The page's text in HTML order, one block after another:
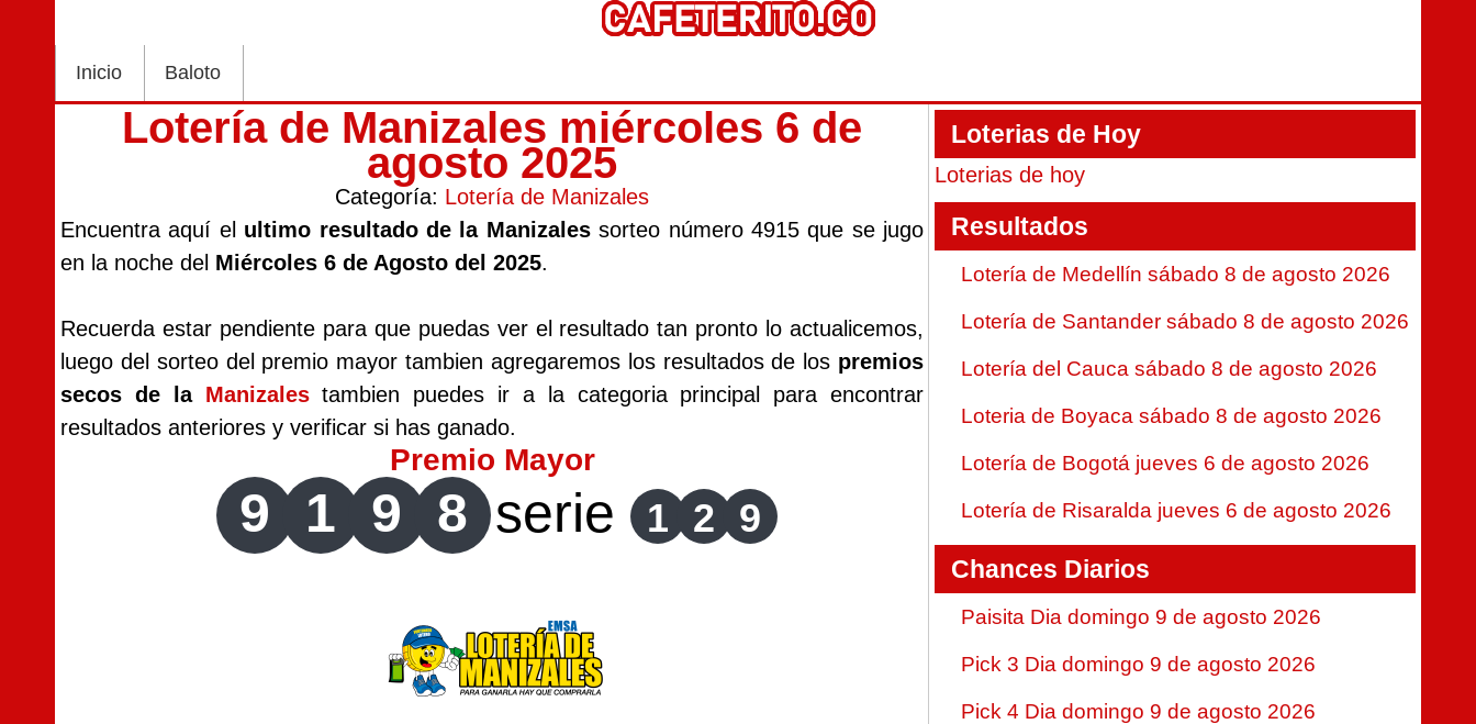
Inicio Baloto
Lotería de Manizales miércoles 6 de
agosto 2025
Categoría: Lotería de Manizales
Encuentra aquí el ultimo resultado de la Manizalessorteo número 4915 que se jugo
en la noche del Miércoles 6 de Agosto del 2025.
Recuerda estar pendiente para que puedas ver el resultado tan pronto lo actualicemos,
luego del sorteo del premio mayor tambien agregaremos los resultados de los premios
secos de la Manizalestambien puedes ir a la categoria principal para encontrar
resultados anteriores y verificar si has ganado.
Premio Mayor
9 1 9 8 serie 1 2 9
Loterias de Hoy
Loterias de hoy
Resultados
Lotería de Medellín sábado 8 de agosto 2026
Lotería de Santander sábado 8 de agosto 2026
Lotería del Cauca sábado 8 de agosto 2026
Loteria de Boyaca sábado 8 de agosto 2026
Lotería de Bogotá jueves 6 de agosto 2026
Lotería de Risaralda jueves 6 de agosto 2026
Chances Diarios
Paisita Dia domingo 9 de agosto 2026
Pick 3 Dia domingo 9 de agosto 2026
Pick 4 Dia domingo 9 de agosto 2026